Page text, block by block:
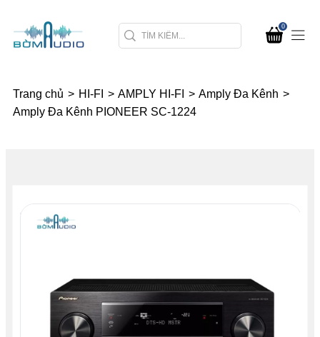
0
Trang chủ > HI-FI > AMPLY HI-FI > Amply Đa Kênh >
Amply Đa Kênh PIONEER SC-1224